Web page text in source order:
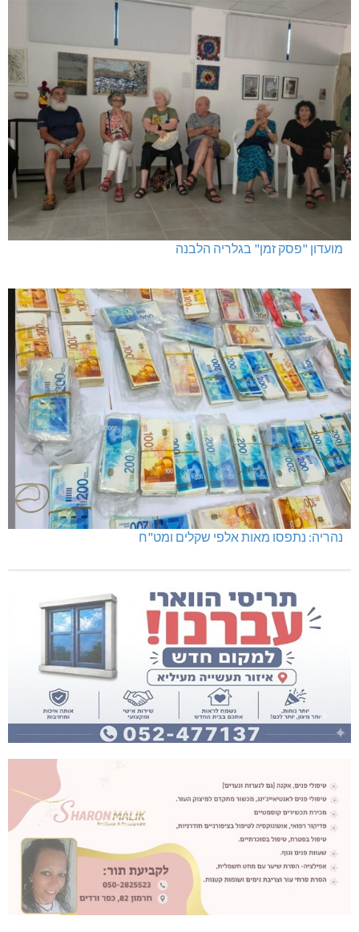
מגדל תפן: 350 דונם במתחם חדש
מועדון "פסק זמן" בגלריה הלבנה
נהריה: נתפסו מאות אלפי שקלים ומט"ח